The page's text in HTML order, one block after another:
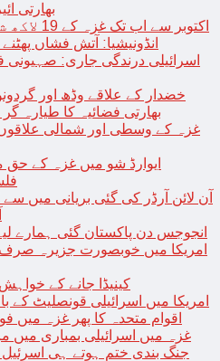
بھارتی
7 اکتوبر سے اب تک غزہ کے 19 لاکھ شہری بے گھر ہوگئے
انڈونیشیا: آتش فشاں پھٹنے سے 11 کوہ
اسرائیلی درندگی جاری:
خضدار کے علاقے وڈھ اور
بھارتی فضائیہ کا طیارہ گر کر تباہ،
غزہ کے وسطی اور شمالی علاقوں
آن لائن آرڈر کی گئی بریانی میں
انجوجس دن پاکستان گئی ہمارے
کینیڈا جانے کے
امریکا میں اسرائیلی قونصلیٹ
اقوام متحدہ کا پھر غزہ میں
غزہ میں اسرائیلی بمباری میں مزید 131 فلسطینی
جنگ بندی ختم ہوتے ہی اسرئیل